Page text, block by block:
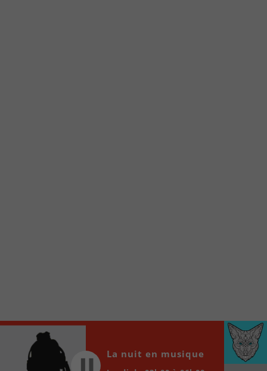
locale vous sont maintenant accessibles en un clic!
Audio
Player
00:00 00:00
La nuit en musique